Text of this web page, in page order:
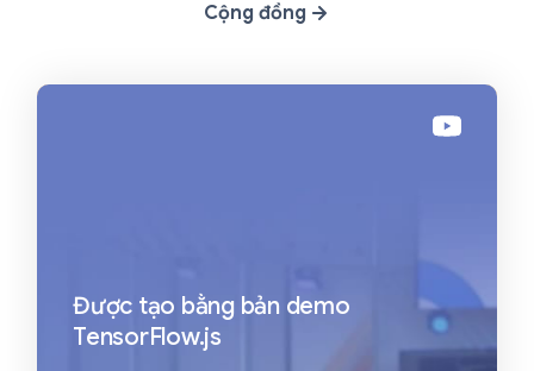
Cộng đồng
Được tạo bằng bản demo
TensorFlow.js